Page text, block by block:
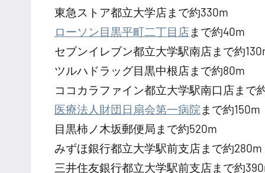
東急ストア都立大学店まで約330m
ローソン目黒平町二丁目店まで約40m
セブンイレブン都立大学駅南店まで約
ツルハドラッグ目黒中根店まで約80m
ココカラファイン都立大学駅南口店まで
医療法人財団日扇会第一病院まで約150m
目黒柿ノ木坂郵便局まで約520m
みずほ銀行都立大学駅前支店まで約280m
三井住友銀行都立大学駅前支店まで約